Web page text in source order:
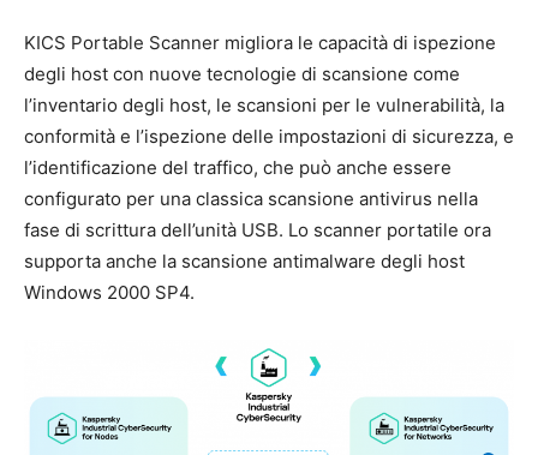
KICS Portable Scanner migliora le capacità di ispezione
degli host con nuove tecnologie di scansione come
l’inventario degli host, le scansioni per le vulnerabilità, la
conformità e l’ispezione delle impostazioni di sicurezza, e
l’identificazione del traffico, che può anche essere
configurato per una classica scansione antivirus nella
fase di scrittura dell’unità USB. Lo scanner portatile ora
supporta anche la scansione antimalware degli host
Windows 2000 SP4.